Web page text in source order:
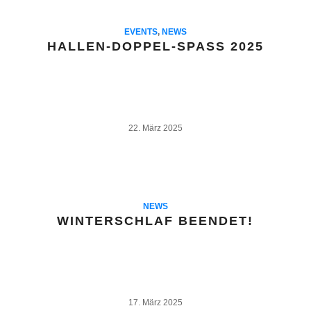
EVENTS, NEWS
HALLEN-DOPPEL-SPASS 2025
22. März 2025
NEWS
WINTERSCHLAF BEENDET!
17. März 2025